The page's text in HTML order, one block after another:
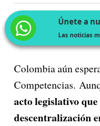
Únete a
Las noticias
Colombia aún
Competencias.
acto legislativo
descentralización